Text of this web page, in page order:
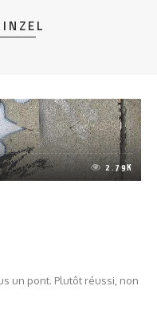
2.79K
un pont. Plutôt réussi, non